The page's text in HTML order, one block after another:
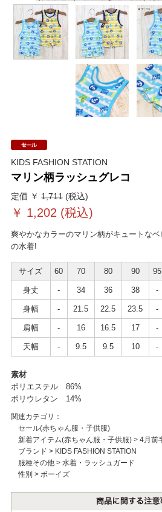
KIDS FASHION STATION
マリン柄ラッシュグレコ
定価 ￥ 1,711(税込)
￥ 1,202 (税込)
爽やかなカラーのマリン柄がキュートな
の水着!
サイズ 60 70 80 90 95
身丈 - 34 36 38 -
身幅 - 21.5 22.5 23.5 -
肩幅 - 16 16.5 17 -
天幅 - 9.5 9.5 10 -
素材
ポリエステル 86%
ポリウレタン 14%
関連カテゴリ：
セール(赤ちゃん服・子供服)
新着アイテム(赤ちゃん服・子供服)> 4月前
ブランド > KIDS FASHION STATION
服種その他> 水着・ラッシュガード
性別 > ボーイズ